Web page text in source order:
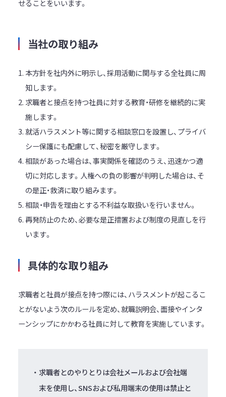
せることをいいます。
当社の取り組み
本方針を社内外に明示し、採用活動に関与する全社員に周
知します。
求職者と接点を持つ社員に対する教育・研修を継続的に実
施します。
就活ハラスメント等に関する相談窓口を設置し、プライバ
シー保護にも配慮して、秘密を厳守します。
相談があった場合は、事実関係を確認のうえ、迅速かつ適
切に対応します。人権への負の影響が判明した場合は、そ
の是正・救済に取り組みます。
相談・申告を理由とする不利益な取扱いを行いません。
再発防止のため、必要な是正措置および制度の見直しを行
います。
具体的な取り組み
求職者と社員が接点を持つ際には、ハラスメントが起こるこ
とがないよう次のルールを定め、就職説明会、面接やインタ
ーンシップにかかわる社員に対して教育を実施しています。
求職者とのやりとりは会社メールおよび会社端
末を使用し、SNSおよび私用端末の使用は禁止と